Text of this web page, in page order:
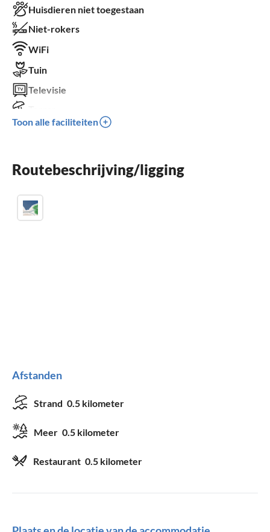
Huisdieren niet toegestaan
Niet-rokers
WiFi
Tuin
Televisie
Vaatwasser
Barbecue
Toon alle faciliteiten
Routebeschrijving/ligging
Afstanden
Strand 0.5 kilometer
Meer 0.5 kilometer
Restaurant 0.5 kilometer